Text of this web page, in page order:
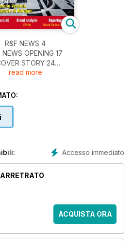
R&F NEWS 4
NEWS OPENING 17
STORY 24
Malpensa torna
su un mix di traffico salutare»
HISTORY 28
i benchmark
morde il freno
retail con NYX
read more
Accesso immediato
ACQUISTA ORA